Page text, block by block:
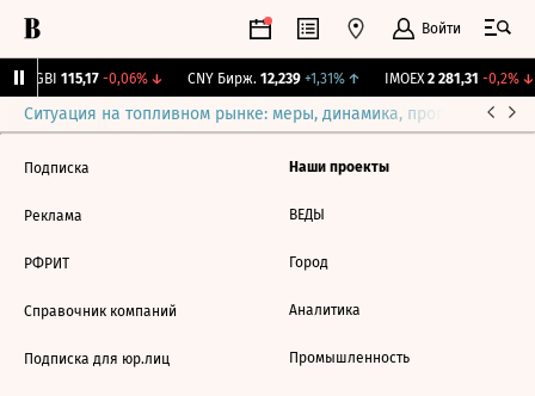
Войти
RGBI 115,17 -0,06%↓ CNY Бирж. 12,239 +1,31%↑ IMOEX 2 281,31 -0,2%↓
Ситуация на топливном рынке: меры, динамика, прогнозы
Подписка
Реклама
РФРИТ
Справочник компаний
Подписка для юр.лиц
Наши проекты
ВЕДЫ
Город
Аналитика
Промышленность